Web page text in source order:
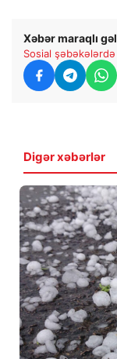
Xəbər maraqlı
Sosial şəbəkələrdə
Digər xəbərlər